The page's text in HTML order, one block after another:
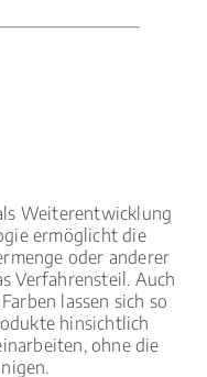
Weiterentwicklung
ermöglicht die
oder anderer
Verfahrensteil. Auch
lassen sich so
hinsichtlich
ohne die